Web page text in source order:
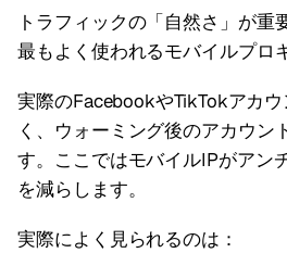
トラフィックの「自然さ」が重
最もよく使われるモバイルプロ
実際のFacebookやTikTokアカ
く、ウォーミング後のアカウン
す。ここではモバイルIPがアン
を減らします。
実際によく見られるのは：